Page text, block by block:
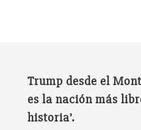
Trump desde el
es la nación más
historia’.